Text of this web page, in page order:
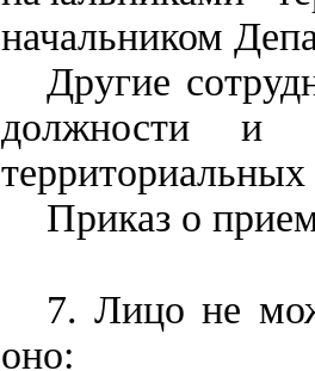
начальником
Другие
должности и
Приказ о
7. Лицо не
оно: